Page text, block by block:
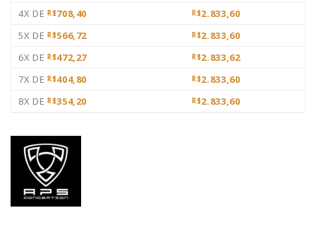
4X DE R$708,40 R$2.833,60
5X DE R$566,72 R$2.833,60
6X DE R$472,27 R$2.833,62
7X DE R$404,80 R$2.833,60
8X DE R$354,20 R$2.833,60